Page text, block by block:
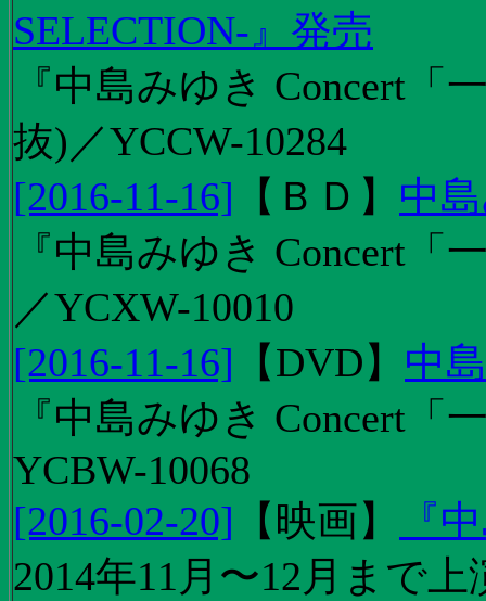
SELECTION-』発売
『中島みゆき Concert
抜)／YCCW-10284
[2016-11-16] 【 ＢＤ 】 中
『中島みゆき Concert
／YCXW-10010
[2016-11-16] 【DVD】 中
『中島みゆき Concert
YCBW-10068
[2016-02-20] 【 映画】
『
2014年11月〜12月まで